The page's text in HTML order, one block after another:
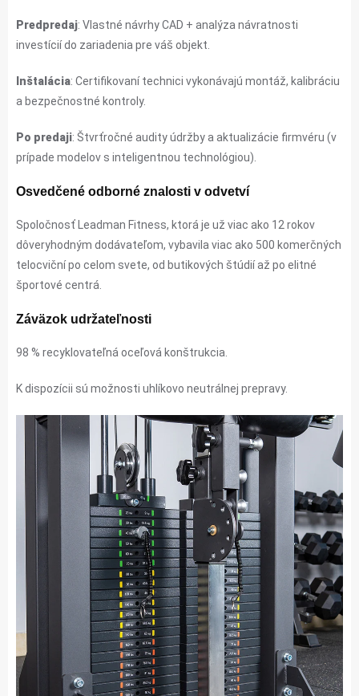
Predpredaj: Vlastné návrhy CAD + analýza návratnosti
investícií do zariadenia pre váš objekt.
Inštalácia: Certifikovaní technici vykonávajú montáž, kalibráciu
a bezpečnostné kontroly.
Po predaji: Štvrťročné audity údržby a aktualizácie firmvéru (v
prípade modelov s inteligentnou technológiou).
Osvedčené odborné znalosti v odvetví
Spoločnosť Leadman Fitness, ktorá je už viac ako 12 rokov
dôveryhodným dodávateľom, vybavila viac ako 500 komerčných
telocviční po celom svete, od butikových štúdií až po elitné
športové centrá.
Záväzok udržateľnosti
98 % recyklovateľná oceľová konštrukcia.
K dispozícii sú možnosti uhlíkovo neutrálnej prepravy.